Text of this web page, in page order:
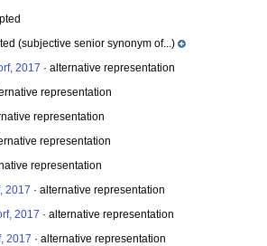
(subjective senior synonym of...)
2017 ·alternative representation
representation
representation
representation
representation
2017 ·alternative representation
2017 ·alternative representation
2017 ·alternative representation